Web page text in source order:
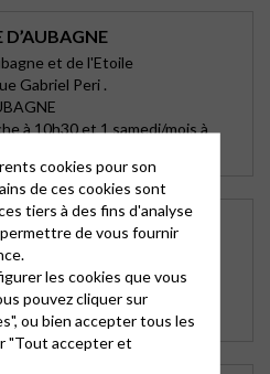
D’AUBAGNE
et de l'Etoile
Gabriel Peri .
à 10h30 et 1 samedi/mois à
Nord
des Baumillons
15
à 10h30
cookies pour son
de ces cookies sont
tiers à des fins d'analyse
de vous fournir
les cookies que vous
pouvez cliquer sur
ou bien accepter tous les
"Tout accepter et